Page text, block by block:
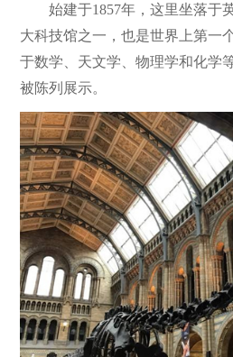
始建于1857年，这里坐落于
大科技馆之一，也是世界上第一
于数学、天文学、物理学和化学
被陈列展示。